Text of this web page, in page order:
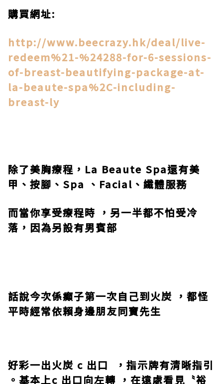
購買網址:
http://www.beecrazy.hk/deal/live-
redeem%21-%24288-for-6-sessions-
of-breast-beautifying-package-at-
la-beaute-spa%2C-including-
breast-ly
除了美胸療程， La Beaute Spa還有美
甲、按腳、 Spa 、 Facial 、纖體服務
而當你享受療程時 ，另一半都不怕受冷
落，因為另設有男賓部
話說今次係癲子第一次自己到火炭 ，都怪
平時經常依賴身邊朋友同寶先生
好彩一出火炭 c 出口
，指示牌有清晰指引
。基本上c 出口向左轉 ，在遠處看見〝裕